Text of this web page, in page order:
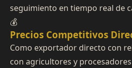
seguimiento en tiempo real de
💰
Precios Competitivos
Como exportador directo con
con agricultores y